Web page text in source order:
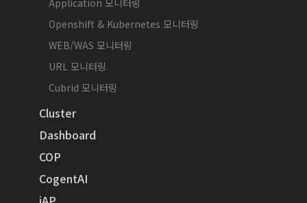
Openshift & Kubernetes 모니터링
WEB/WAS 모니터링
URL 모니터링
Cubrid 모니터링
Cluster
Dashboard
COP
CogentAI